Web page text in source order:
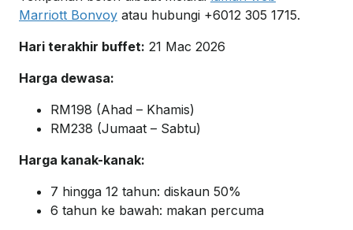
Marriott Bonvoy atau hubungi +6012 305 1715.
Hari terakhir buffet: 21 Mac 2026
Harga dewasa:
RM198 (Ahad – Khamis)
RM238 (Jumaat – Sabtu)
Harga kanak-kanak:
7 hingga 12 tahun: diskaun 50%
6 tahun ke bawah: makan percuma